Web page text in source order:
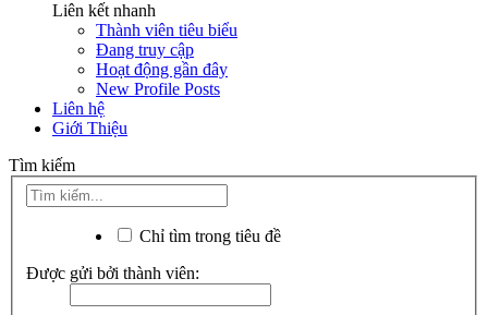
Liên kết nhanh
Thành viên tiêu biểu
Đang truy cập
Hoạt động gần đây
New Profile Posts
Liên hệ
Giới Thiệu
Tìm kiếm
Chỉ tìm trong tiêu đề
Được gửi bởi thành viên: